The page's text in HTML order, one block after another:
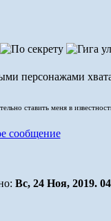
персонажами
ставить меня в
Вс, 24 Ноя, 2019.